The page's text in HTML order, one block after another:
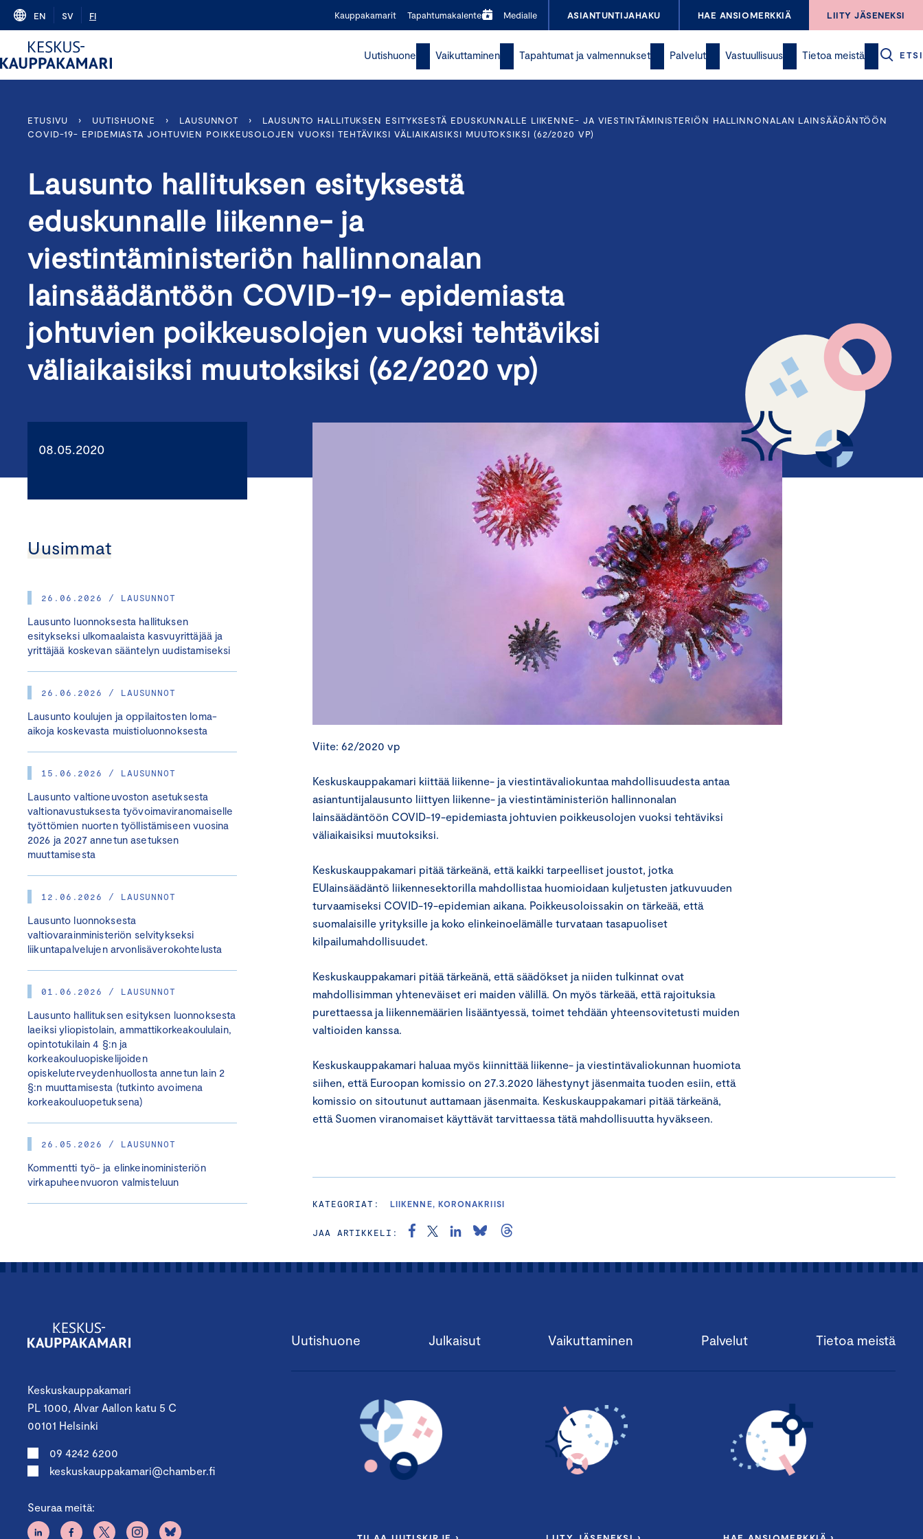
Skip
content
EN SV FI Kauppakamarit Tapahtumakalenteri Medialle ASIANTUNTIJAHAKU HAE ANSIOMERKKIÄ LIITY JÄSENEKSI
Uutishuone Vaikuttaminen Tapahtumat ja valmennukset Palvelut Vastuullisuus Tietoa meistä ETSI
ETUSIVU › UUTISHUONE › LAUSUNNOT ›
LAUSUNTO HALLITUKSEN ESITYKSESTÄ EDUSKUNNALLE LIIKENNE- JA VIESTINTÄMINISTERIÖN HALLINNONALAN LAINSÄÄDÄNTÖÖN
COVID-19- EPIDEMIASTA JOHTUVIEN POIKKEUSOLOJEN VUOKSI TEHTÄVIKSI VÄLIAIKAISIKSI MUUTOKSIKSI (62/2020 VP)
Lausunto hallituksen esityksestä
eduskunnalle liikenne- ja
viestintäministeriön hallinnonalan
lainsäädäntöön COVID-19- epidemiasta
johtuvien poikkeusolojen vuoksi tehtäviksi
väliaikaisiksi muutoksiksi (62/2020 vp)
08.05.2020
Uusimmat
26.06.2026 / LAUSUNNOT
Lausunto luonnoksesta hallituksen
esitykseksi ulkomaalaista kasvuyrittäjää ja
yrittäjää koskevan sääntelyn uudistamiseksi
26.06.2026 / LAUSUNNOT
Lausunto koulujen ja oppilaitosten loma-
aikoja koskevasta muistioluonnoksesta
15.06.2026 / LAUSUNNOT
Lausunto valtioneuvoston asetuksesta
valtionavustuksesta työvoimaviranomaiselle
työttömien nuorten työllistämiseen vuosina
2026 ja 2027 annetun asetuksen
muuttamisesta
12.06.2026 / LAUSUNNOT
Lausunto luonnoksesta
valtiovarainministeriön selvitykseksi
liikuntapalvelujen arvonlisäverokohtelusta
01.06.2026 / LAUSUNNOT
Lausunto hallituksen esityksen luonnoksesta
laeiksi yliopistolain, ammattikorkeakoululain,
opintotukilain 4 §:n ja
korkeakouluopiskelijoiden
opiskeluterveydenhuollosta annetun lain 2
§:n muuttamisesta (tutkinto avoimena
korkeakouluopetuksena)
26.05.2026 / LAUSUNNOT
Kommentti työ- ja elinkeinoministeriön
virkapuheenvuoron valmisteluun
Viite: 62/2020 vp
Keskuskauppakamari kiittää liikenne- ja viestintävaliokuntaa mahdollisuudesta antaa
asiantuntijalausunto liittyen liikenne- ja viestintäministeriön hallinnonalan
lainsäädäntöön COVID-19-epidemiasta johtuvien poikkeusolojen vuoksi tehtäviksi
väliaikaisiksi muutoksiksi.
Keskuskauppakamari pitää tärkeänä, että kaikki tarpeelliset joustot, jotka
EUlainsäädäntö liikennesektorilla mahdollistaa huomioidaan kuljetusten jatkuvuuden
turvaamiseksi COVID-19-epidemian aikana. Poikkeusoloissakin on tärkeää, että
suomalaisille yrityksille ja koko elinkeinoelämälle turvataan tasapuoliset
kilpailumahdollisuudet.
Keskuskauppakamari pitää tärkeänä, että säädökset ja niiden tulkinnat ovat
mahdollisimman yhteneväiset eri maiden välillä. On myös tärkeää, että rajoituksia
purettaessa ja liikennemäärien lisääntyessä, toimet tehdään yhteensovitetusti muiden
valtioiden kanssa.
Keskuskauppakamari haluaa myös kiinnittää liikenne- ja viestintävaliokunnan huomiota
siihen, että Euroopan komissio on 27.3.2020 lähestynyt jäsenmaita tuoden esiin, että
komissio on sitoutunut auttamaan jäsenmaita. Keskuskauppakamari pitää tärkeänä,
että Suomen viranomaiset käyttävät tarvittaessa tätä mahdollisuutta hyväkseen.
KATEGORIAT: LIIKENNE, KORONAKRIISI
JAA ARTIKKELI:
Keskuskauppakamari
PL 1000, Alvar Aallon katu 5 C
00101 Helsinki
09 4242 6200
keskuskauppakamari@chamber.fi
Seuraa meitä:
Uutishuone Julkaisut Vaikuttaminen Palvelut Tietoa meistä